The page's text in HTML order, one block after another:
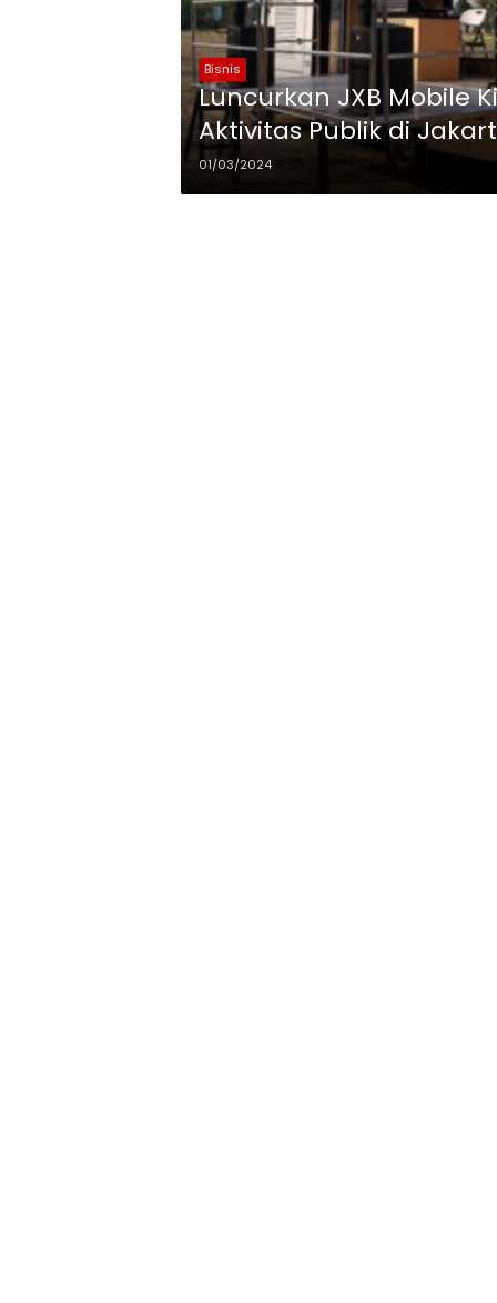
Bisnis
Luncurkan JXB Mobile
Aktivitas Publik di
01/03/2024